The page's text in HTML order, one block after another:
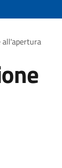
all'apertura